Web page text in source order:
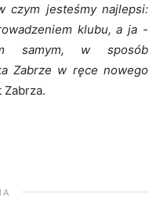
czym jesteśmy najlepsi:
klubu, a ja -
samym, w sposób
Zabrze w ręce nowego